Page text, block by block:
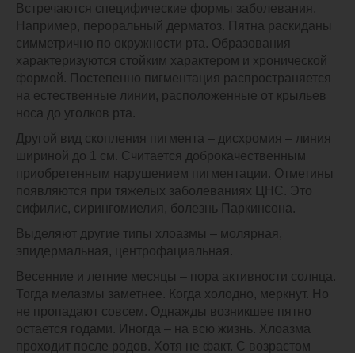
Встречаются специфические формы заболевания.
Например, пероральный дерматоз. Пятна раскиданы
симметрично по окружности рта. Образования
характеризуются стойким характером и хронической
формой. Постепенно пигментация распространяется
на естественные линии, расположенные от крыльев
носа до уголков рта.
Другой вид скопления пигмента – дисхромия – линия
шириной до 1 см. Считается доброкачественным
приобретенным нарушением пигментации. Отметины
появляются при тяжелых заболеваниях ЦНС. Это
сифилис, сирингомиелия, болезнь Паркинсона.
Выделяют другие типы хлоазмы – молярная,
эпидермальная, центрофациальная.
Весенние и летние месяцы – пора активности солнца.
Тогда мелазмы заметнее. Когда холодно, меркнут. Но
не пропадают совсем. Однажды возникшее пятно
остается годами. Иногда – на всю жизнь. Хлоазма
проходит после родов. Хотя не факт. С возрастом